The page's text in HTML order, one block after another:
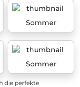
Sommer
Sommer
die perfekte